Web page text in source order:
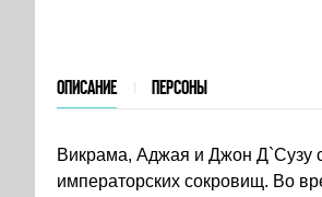
ОПИСАНИЕ ПЕРСОНЫ
Викрама, Аджая и Джон Д`Сузу
императорских сокровищ. Во